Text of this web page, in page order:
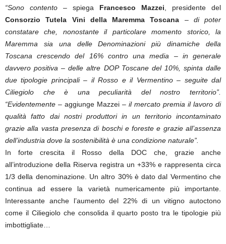
“Sono contento – spiega Francesco Mazzei, presidente del
Consorzio Tutela Vini della Maremma Toscana – di poter
constatare che, nonostante il particolare momento storico, la
Maremma sia una delle Denominazioni più dinamiche della
Toscana crescendo del 16% contro una media – in generale
davvero positiva – delle altre DOP Toscane del 10%, spinta dalle
due tipologie principali – il Rosso e il Vermentino – seguite dal
Ciliegiolo che è una peculiarità del nostro territorio”.
“Evidentemente – aggiunge Mazzei – il mercato premia il lavoro di
qualità fatto dai nostri produttori in un territorio incontaminato
grazie alla vasta presenza di boschi e foreste e grazie all’assenza
dell’industria dove la sostenibilità è una condizione naturale”.
In forte crescita il Rosso della DOC che, grazie anche
all’introduzione della Riserva registra un +33% e rappresenta circa
1/3 della denominazione. Un altro 30% è dato dal Vermentino che
continua ad essere la varietà numericamente più importante.
Interessante anche l’aumento del 22% di un vitigno autoctono
come il Ciliegiolo che consolida il quarto posto tra le tipologie più
imbottigliate…